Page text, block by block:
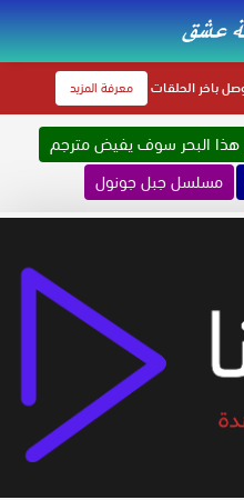
باخر الحلقات معرفة المزيد
البحر سوف يفيض مترجم
مسلسل جبل جونول